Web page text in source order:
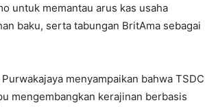
untuk memantau arus kas usaha
baku, serta tabungan BritAma sebagai
menyampaikan bahwa TSDC
mengembangkan kerajinan berbasis